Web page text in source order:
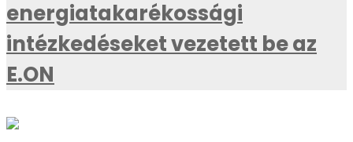
energiatakarékossági
intézkedéseket vezetett be az
E.ON